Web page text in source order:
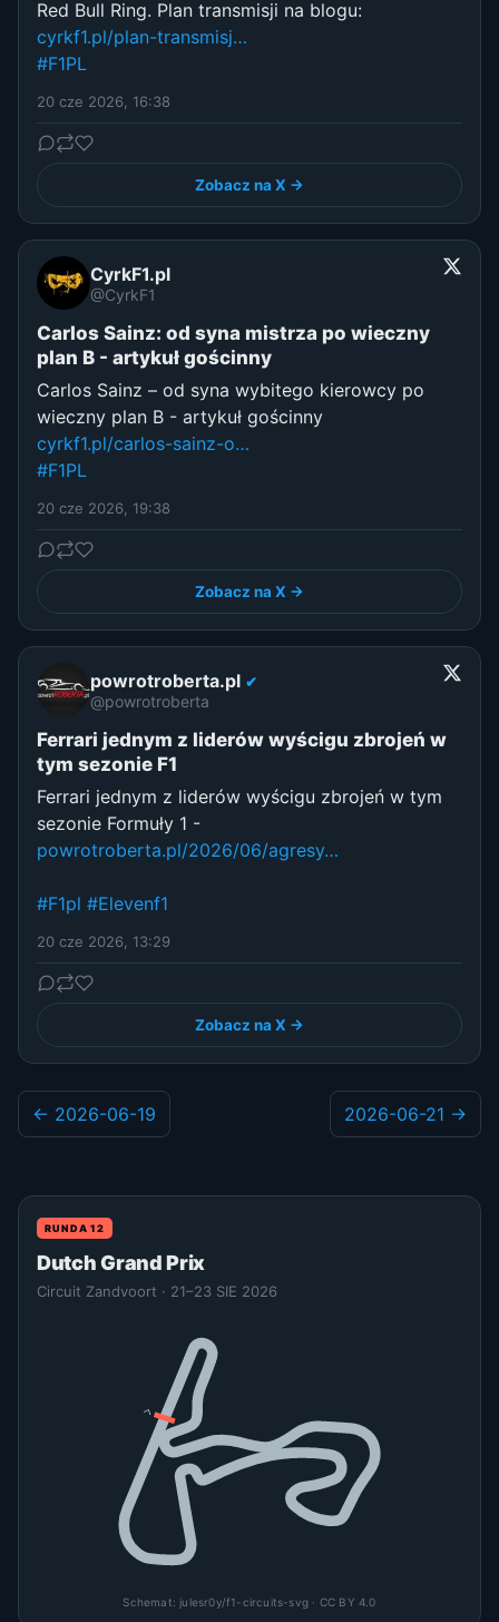
Red Bull Ring. Plan transmisji na blogu:
cyrkf1.pl/plan-transmisj…
#F1PL
20 cze 2026, 16:38
Zobacz na X →
CyrkF1.pl
@CyrkF1
Carlos Sainz: od syna mistrza po wieczny
plan B - artykuł gościnny
Carlos Sainz – od syna wybitego kierowcy po
wieczny plan B - artykuł gościnny
cyrkf1.pl/carlos-sainz-o…
#F1PL
20 cze 2026, 19:38
Zobacz na X →
powrotroberta.pl ✔
@powrotroberta
Ferrari jednym z liderów wyścigu zbrojeń w
tym sezonie F1
Ferrari jednym z liderów wyścigu zbrojeń w tym
sezonie Formuły 1 -
powrotroberta.pl/2026/06/agresy…
#F1pl #Elevenf1
20 cze 2026, 13:29
Zobacz na X →
← 2026-06-19 2026-06-21 →
RUNDA 12
Dutch Grand Prix
Circuit Zandvoort · 21–23 SIE 2026
Schemat: julesr0y/f1-circuits-svg · CC BY 4.0